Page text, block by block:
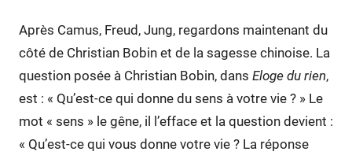
Après Camus, Freud, Jung, regardons maintenant du
côté de Christian Bobin et de la sagesse chinoise. La
question posée à Christian Bobin, dans Eloge du rien,
est : « Qu’est-ce qui donne du sens à votre vie ? » Le
mot « sens » le gêne, il l’efface et la question devient :
« Qu’est-ce qui vous donne votre vie ? La réponse